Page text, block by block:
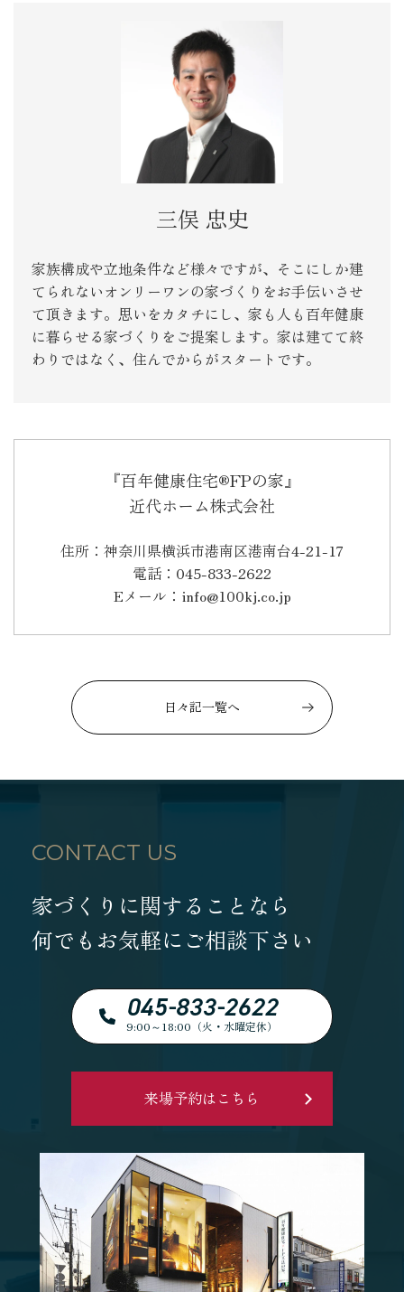
三俣 忠史
家族構成や立地条件など様々ですが、そこにしか建
てられないオンリーワンの家づくりをお手伝いさせ
て頂きます。思いをカタチにし、家も人も百年健康
に暮らせる家づくりをご提案します。家は建てて終
わりではなく、住んでからがスタートです。
『百年健康住宅®FPの家』
近代ホーム株式会社
住所：神奈川県横浜市港南区港南台4-21-17
電話：045-833-2622
Eメール：info@100kj.co.jp
日々記一覧へ
CONTACT US
家づくりに関することなら
何でもお気軽にご相談下さい
045-833-2622
9:00～18:00（火・水曜定休）
来場予約はこちら